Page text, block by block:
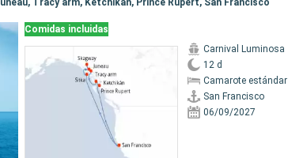
Tracy arm, Ketchikán, Prince Rupert, San Francisco
Comidas incluidas
Carnival Luminosa
12 d
Camarote estándar
San Francisco
06/09/2027